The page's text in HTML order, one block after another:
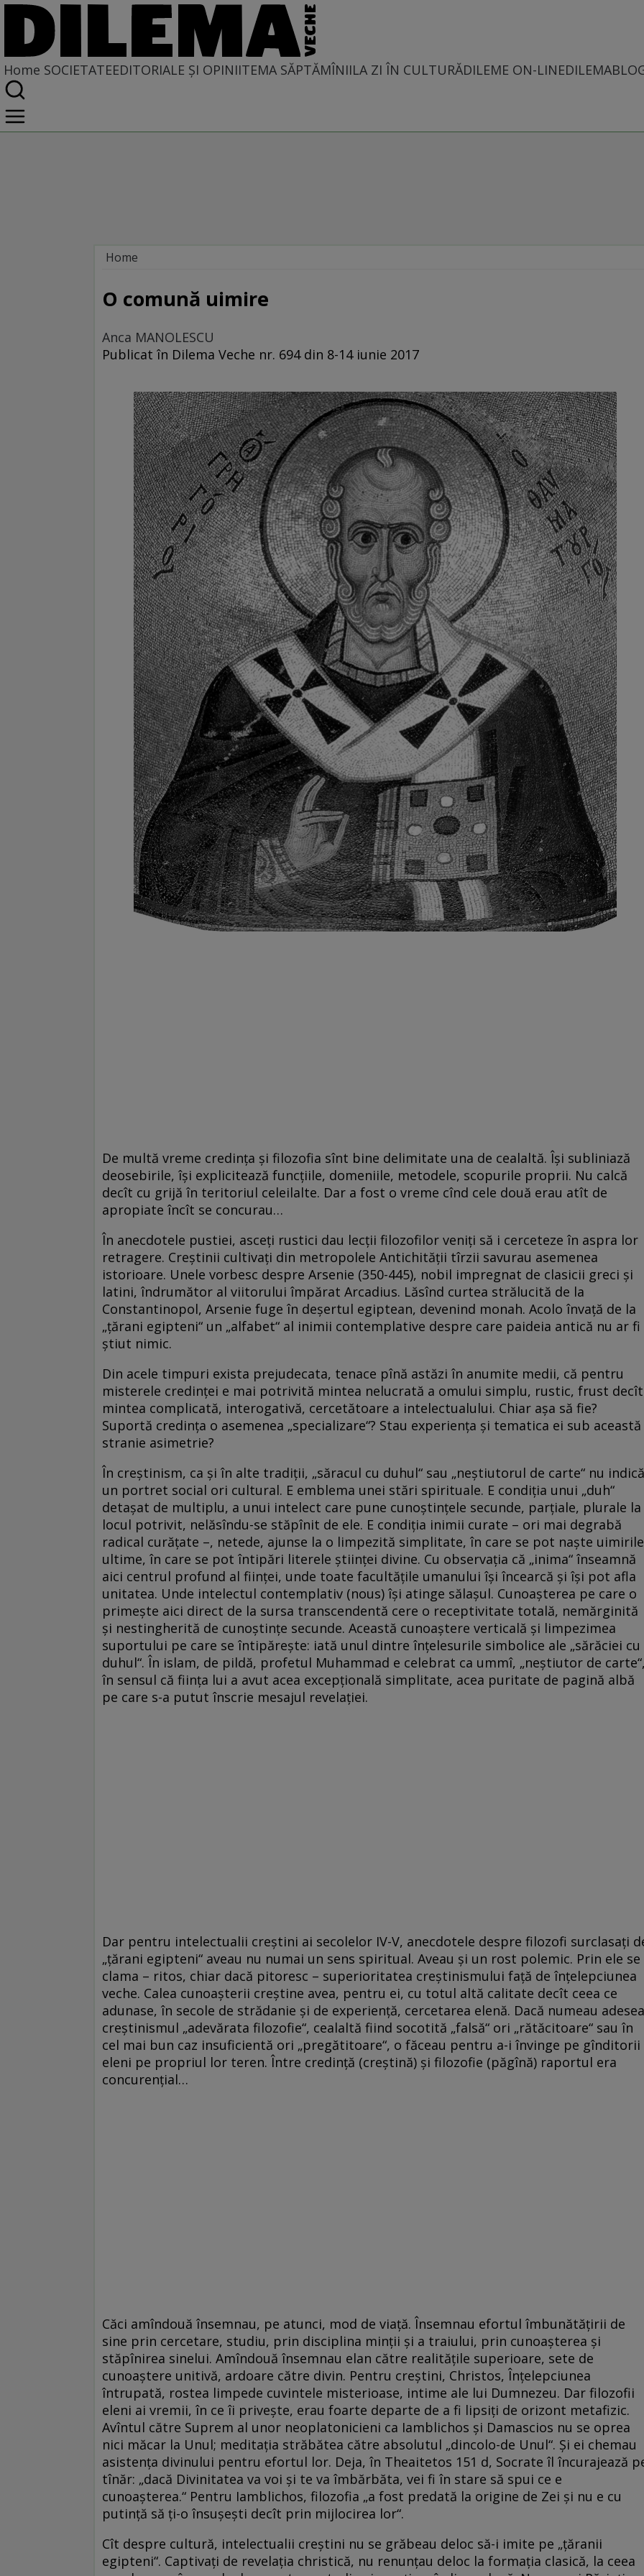
Home SOCIETATEEDITORIALE ȘI OPINIITEMA SĂPTĂMÎNIILA ZI ÎN CULTURĂDILEME ON-LINE
Home
DIN POLUL PLUS
O comună uimire
Anca MANOLESCU
Publicat în Dilema Veche nr. 694 din 8-14 iunie 2017
De multă vreme credinţa şi filozofia sînt bine delimitate una de cealaltă. Îşi subliniază
deosebirile, îşi explicitează funcţiile, domeniile, metodele, scopurile proprii. Nu calcă
decît cu grijă în teritoriul celeilalte. Dar a fost o vreme cînd cele două erau atît de
apropiate încît se concurau…
În anecdotele pustiei, asceţi rustici dau lecţii filozofilor veniţi să i cerceteze în aspra lor
retragere. Creştinii cultivaţi din metropolele Antichităţii tîrzii savurau asemenea
istorioare. Unele vorbesc de­spre Arsenie (350-445), nobil impregnat de clasicii greci şi
latini, îndrumător al viitorului împărat Arcadius. Lăsînd curtea strălucită de la
Constantinopol, Arsenie fuge în deşertul egiptean, devenind monah. Acolo învaţă de la
„ţărani egipteni“ un „alfabet“ al inimii contemplative despre care paideia antică nu ar fi
ştiut nimic.
Din acele timpuri exista prejudecata, tenace pînă astăzi în anumite medii, că pentru
misterele credinţei e mai potrivită mintea nelucrată a omului simplu, rustic, frust decît
mintea complicată, interogativă, cercetătoare a intelectualului. Chiar aşa să fie?
Suportă credinţa o asemenea „specializare“? Stau experienţa şi tematica ei sub această
stranie asimetrie?
În creştinism, ca şi în alte tradiţii, „săracul cu duhul“ sau „neştiutorul de carte“ nu indică
un portret social ori cultural. E emblema unei stări spirituale. E condiţia unui „duh“
detaşat de multiplu, a unui intelect care pune cunoştinţele secunde, parţiale, plurale la
locul potrivit, nelăsîndu-se stăpînit de ele. E condiţia inimii curate – ori mai degrabă
radical curăţate –, netede, ajunse la o limpezită simplitate, în care se pot naşte uimirile
ultime, în care se pot întipări literele ştiinţei divine. Cu observaţia că „inima“ înseamnă
aici centrul profund al fiinţei, unde toate facultăţile umanului îşi încearcă şi îşi pot afla
unitatea. Unde intelectul contemplativ (nous) îşi atinge sălaşul. Cunoaşterea pe care o
primeşte aici direct de la sursa transcendentă cere o receptivitate totală, nemărginită
şi nestingherită de cunoştinţe secunde. Această cunoaştere verticală şi limpezimea
suportului pe care se întipăreşte: iată unul dintre înţelesurile simbolice ale „sărăciei cu
duhul“. În islam, de pildă, profetul Muhammad e celebrat ca ummî, „neştiutor de
în sensul că fiinţa lui a avut acea excepţională simplitate, acea puritate de pagină albă
pe care s-a putut înscrie mesajul revelaţiei.
Dar pentru intelectualii creştini ai secolelor IV-V, anecdotele despre filozofi surclasaţi
„ţărani egipteni“ aveau nu numai un sens spiritual. Aveau şi un rost polemic. Prin ele se
clama – ritos, chiar dacă pitoresc – superioritatea creştinismului faţă de înţelepciunea
veche. Calea cunoaşterii creştine avea, pentru ei, cu totul altă calitate decît ceea ce
adunase, în secole de strădanie şi de experienţă, cercetarea elenă. Dacă numeau adesea
creştinismul „adevărata filozofie“, cealaltă fiind socotită „falsă“ ori „rătăcitoare“ sau în
cel mai bun caz insuficientă ori „pregătitoare“, o făceau pentru a-i învinge pe gînditorii
eleni pe propriul lor teren. Între credinţă (creştină) şi filozofie (păgînă) raportul era
concurenţial…
Căci amîndouă însemnau, pe atunci, mod de viaţă. Însemnau efortul îmbunătăţirii de
sine prin cercetare, studiu, prin disciplina minţii şi a traiului, prin cunoaşterea şi
stăpînirea sinelui. Amîndouă însemnau elan către realităţile superioare, sete de
cunoaştere unitivă, ardoare către divin. Pentru creştini, Christos, Înţelepciunea
întrupată, rostea limpede cuvintele misterioase, intime ale lui Dumnezeu. Dar filozofii
eleni ai vremii, în ce îi priveşte, erau foarte departe de a fi lipsiţi de orizont metafizic.
Avîntul către Suprem al unor neoplatonicieni ca Iamblichos şi Damascios nu se oprea
nici măcar la Unul; meditaţia străbătea către absolutul „dincolo-de Unul“. Şi ei chemau
asistenţa divinului pentru efortul lor. Deja, în Theaitetos 151 d, Socrate îl încurajează
tînăr: „dacă Divinitatea va voi şi te va îmbărbăta, vei fi în stare să spui ce e
cunoaşterea.“ Pentru Iamblichos, filozofia „a fost predată la origine de Zei şi nu e cu
putinţă să ţi-o însuşeşti decît prin mijlocirea lor“.
Cît despre cultură, intelectualii creştini nu se grăbeau deloc să-i imite pe „ţăranii
egipteni“. Captivaţi de revelaţia christică, nu renunţau deloc la formaţia clasică, la ceea